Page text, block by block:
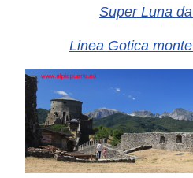
Super Luna
Linea Gotica